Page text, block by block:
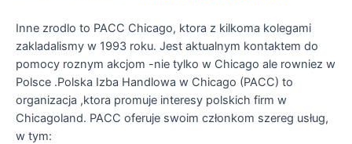
Inne zrodlo to PACC Chicago, ktora z kilkoma kolegami
zakladalismy w 1993 roku. Jest aktualnym kontaktem do
pomocy roznym akcjom -nie tylko w Chicago ale rowniez w
Polsce .Polska Izba Handlowa w Chicago (PACC) to
organizacja ,ktora promuje interesy polskich firm w
Chicagoland. PACC oferuje swoim członkom szereg usług,
w tym: